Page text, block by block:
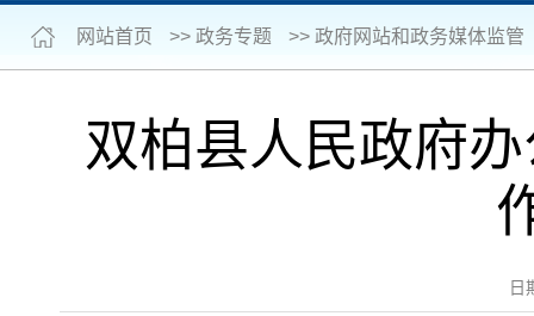
网站首页 >> 政务专题 >> 政府网站和政务媒体监管
双柏县人民政府
日